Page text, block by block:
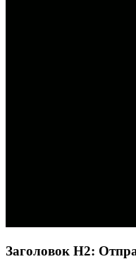
Заголовок H2: